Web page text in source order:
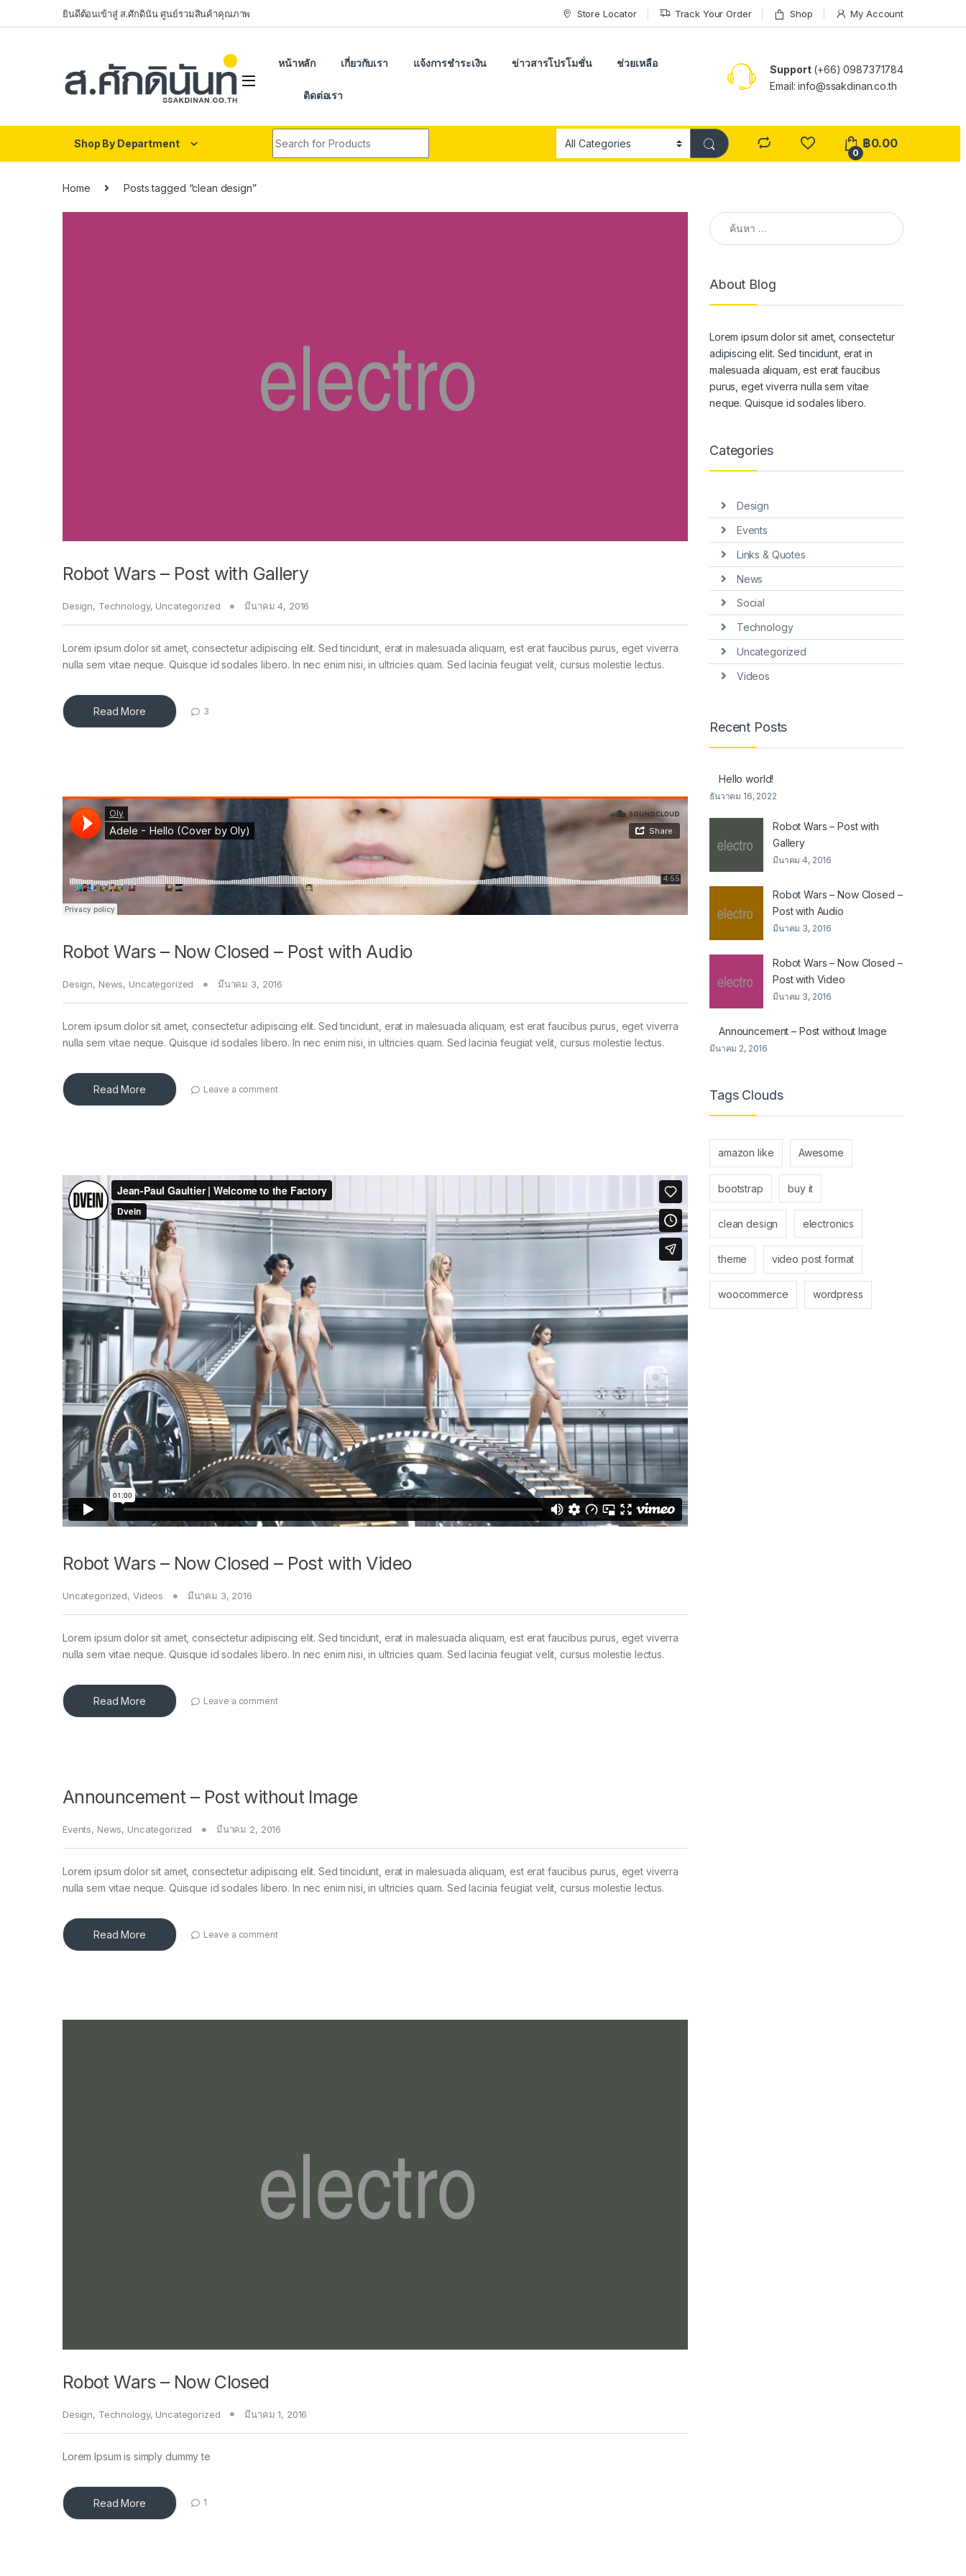
Skip to navigation
Skip to contentยินดีต้อนเข้าสู่ ส.ศักดินัน ศูนย์รวมสินค้าคุณภาพ Store Locator Track Your Order Shop My Account
หน้าหลัก เกี่ยวกับเรา แจ้งการชำระเงิน ข่าวสารโปรโมชั่น ช่วยเหลือ
ติดต่อเรา
Support(+66) 0987371784
Email: info@ssakdinan.co.th
Shop By Department
0
฿0.00
Home Posts tagged “clean design”
Robot Wars – Post with Gallery
Design, Technology, Uncategorized มีนาคม 4, 2016
Lorem ipsum dolor sit amet, consectetur adipiscing elit. Sed tincidunt, erat in malesuada aliquam, est erat faucibus purus, eget viverra
nulla sem vitae neque. Quisque id sodales libero. In nec enim nisi, in ultricies quam. Sed lacinia feugiat velit, cursus molestie lectus.
Read More 3
Robot Wars – Now Closed – Post with Audio
Design, News, Uncategorized มีนาคม 3, 2016
Lorem ipsum dolor sit amet, consectetur adipiscing elit. Sed tincidunt, erat in malesuada aliquam, est erat faucibus purus, eget viverra
nulla sem vitae neque. Quisque id sodales libero. In nec enim nisi, in ultricies quam. Sed lacinia feugiat velit, cursus molestie lectus.
Read More Leave a comment
Robot Wars – Now Closed – Post with Video
Uncategorized, Videos มีนาคม 3, 2016
Lorem ipsum dolor sit amet, consectetur adipiscing elit. Sed tincidunt, erat in malesuada aliquam, est erat faucibus purus, eget viverra
nulla sem vitae neque. Quisque id sodales libero. In nec enim nisi, in ultricies quam. Sed lacinia feugiat velit, cursus molestie lectus.
Read More Leave a comment
Announcement – Post without Image
Events, News, Uncategorized มีนาคม 2, 2016
Lorem ipsum dolor sit amet, consectetur adipiscing elit. Sed tincidunt, erat in malesuada aliquam, est erat faucibus purus, eget viverra
nulla sem vitae neque. Quisque id sodales libero. In nec enim nisi, in ultricies quam. Sed lacinia feugiat velit, cursus molestie lectus.
Read More Leave a comment
Robot Wars – Now Closed
Design, Technology, Uncategorized มีนาคม 1, 2016
Lorem Ipsum is simply dummy te
Read More 1
ค้นหาสำหรับ:
About Blog
Lorem ipsum dolor sit amet, consectetur
adipiscing elit. Sed tincidunt, erat in
malesuada aliquam, est erat faucibus
purus, eget viverra nulla sem vitae
neque. Quisque id sodales libero.
Categories
Design
Events
Links & Quotes
News
Social
Technology
Uncategorized
Videos
Recent Posts
Hello world!
ธันวาคม 16, 2022
Robot Wars – Post with
Gallery
มีนาคม 4, 2016
Robot Wars – Now Closed –
Post with Audio
มีนาคม 3, 2016
Robot Wars – Now Closed –
Post with Video
มีนาคม 3, 2016
Announcement – Post without Image
มีนาคม 2, 2016
Tags Clouds
amazon like Awesome
bootstrap buy it
clean design electronics
theme video post format
woocommerce wordpress